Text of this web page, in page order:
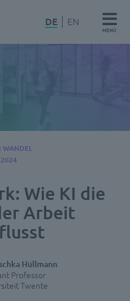
DE EN
MENÜ
Wie KI die
Arbeit
WANDEL
Hüllmann
Professor
Twente